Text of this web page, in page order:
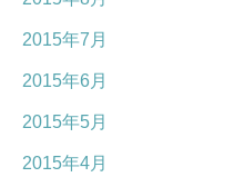
2015年7月
2015年6月
2015年5月
2015年4月